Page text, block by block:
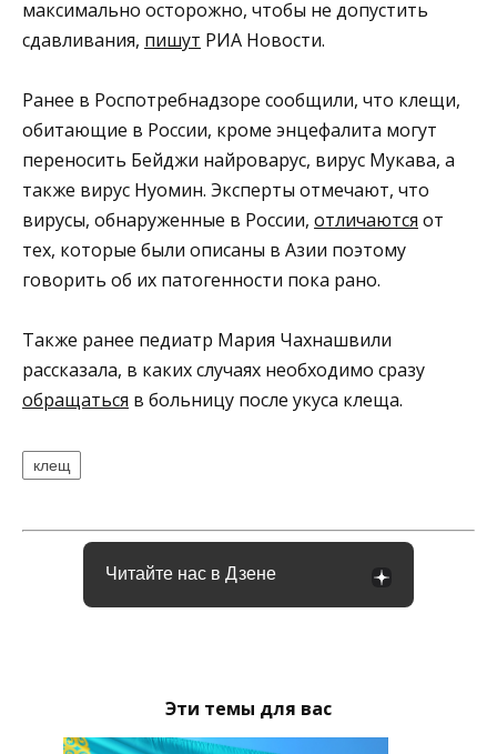
максимально осторожно, чтобы не допустить
сдавливания, пишут РИА Новости.
Ранее в Роспотребнадзоре сообщили, что клещи,
обитающие в России, кроме энцефалита могут
переносить Бейджи найроварус, вирус Мукава, а
также вирус Нуомин. Эксперты отмечают, что
вирусы, обнаруженные в России, отличаются от
тех, которые были описаны в Азии поэтому
говорить об их патогенности пока рано.
Также ранее педиатр Мария Чахнашвили
рассказала, в каких случаях необходимо сразу
обращаться в больницу после укуса клеща.
клещ
Читайте нас в Дзене
Эти темы для вас